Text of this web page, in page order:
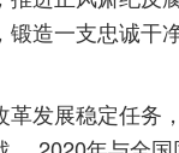
造一支忠诚干
发展稳定任务